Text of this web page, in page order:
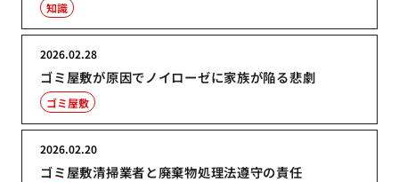
知識
ゴミ屋敷が原因でノイローゼに家族が陥る悲劇
2026.02.28
ゴミ屋敷
ゴミ屋敷清掃業者と廃棄物処理法遵守の責任
2026.02.20